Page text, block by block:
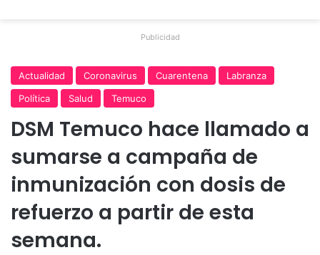
Publicidad
Actualidad Coronavirus Cuarentena
Labranza
Política
Salud Temuco
DSM Temuco hace llamado a
sumarse a campaña de
inmunización con dosis de
refuerzo a partir de esta
semana.